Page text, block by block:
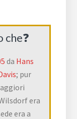
da Hans
; pur
era
era a